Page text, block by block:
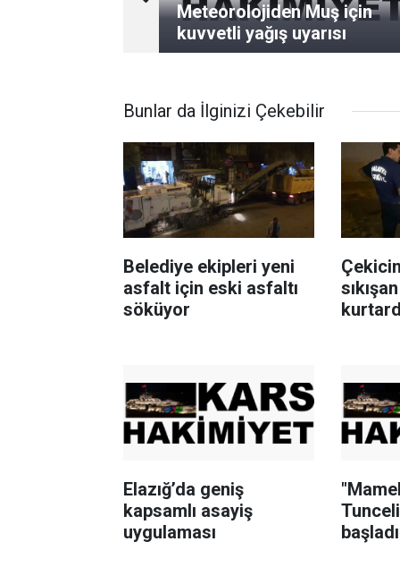
Meteorolojiden Muş için
kuvvetli yağış uyarısı
Bunlar da İlginizi Çekebilir
Belediye ekipleri yeni
asfalt için eski asfaltı
söküyor
Elazığ’da geniş
kapsamlı asayiş
uygulaması
başladı